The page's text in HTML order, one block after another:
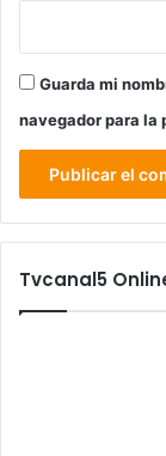
Guarda mi
navegador para la
Tvcanal5